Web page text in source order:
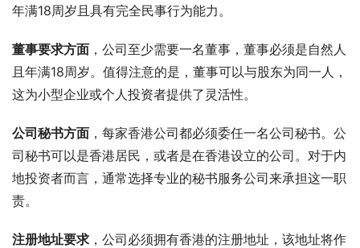
年满18周岁且具有完全民事行为能力。
董事要求方面 ，公司至少需要一名董事，董事必须是自然人
且年满18周岁。值得注意的是，董事可以与股东为同一人，
这为小型企业或个人投资者提供了灵活性。
公司秘书方面 ，每家香港公司都必须委任一名公司秘书。公
司秘书可以是香港居民，或者是在香港设立的公司。对于内
地投资者而言，通常选择专业的秘书服务公司来承担这一职
责。
注册地址要求 ，公司必须拥有香港的注册地址，该地址将作